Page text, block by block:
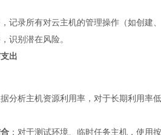
记录所有对云主机的管理操作（如创建
识别潜在风险。
出
据分析主机资源利用率，对于长期利用
：对于测试环境、临时任务主机，使用